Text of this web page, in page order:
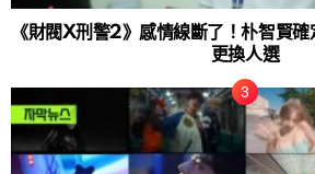
《財閥X刑警2》感情線斷了！朴智賢
更換人選